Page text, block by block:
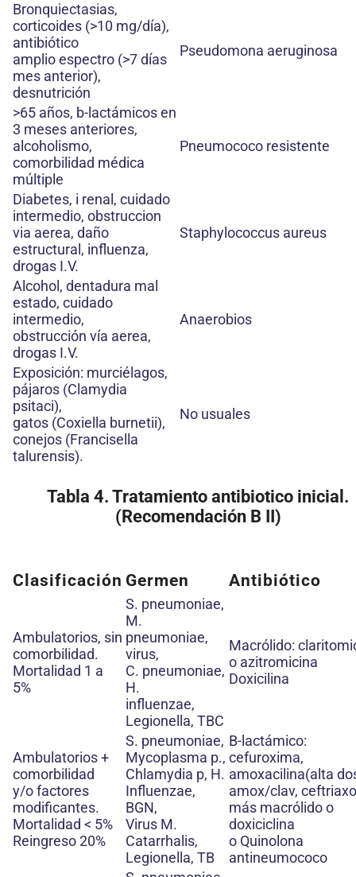
Bronquiectasias,
corticoides (>10 mg/día),
antibiótico
amplio espectro (>7 días
mes anterior),
desnutrición
Pseudomona aeruginosa
>65 años, b-lactámicos en
3 meses anteriores,
alcoholismo,
comorbilidad médica
múltiple
Pneumococo resistente
Diabetes, i renal, cuidado
intermedio, obstruccion
via aerea, daño
estructural, influenza,
drogas I.V.
Staphylococcus aureus
Alcohol, dentadura mal
estado, cuidado
intermedio,
obstrucción vía aerea,
drogas I.V.
Anaerobios
Exposición: murciélagos,
pájaros (Clamydia
psitaci),
gatos (Coxiella burnetii),
conejos (Francisella
talurensis).
No usuales
Tabla 4. Tratamiento antibiotico inicial.
(Recomendación B II)
Clasificación Germen Antibiótico
Ambulatorios, sin
comorbilidad.
Mortalidad 1 a
5%
S. pneumoniae,
M.
pneumoniae,
virus,
C. pneumoniae,
H.
influenzae,
Legionella, TBC
Macrólido:
o azitromicina
Doxicilina
Ambulatorios +
comorbilidad
y/o factores
modificantes.
Mortalidad < 5%
Reingreso 20%
S. pneumoniae,
Mycoplasma p.,
Chlamydia p, H.
Influenzae,
BGN,
Virus M.
Catarrhalis,
Legionella, TB
B-lactámico:
cefuroxima,
amoxacilina(alta
amox/clav,
más macrólido o
doxiciclina
o Quinolona
antineumococo